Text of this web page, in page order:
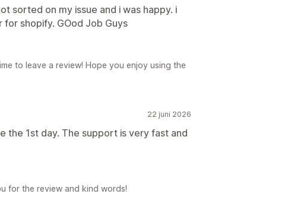
sorted on my issue and i was happy. i
shopify. GOod Job Guys
to leave a review! Hope you enjoy using the
22 juni 2026
the 1st day. The support is very fast and
for the review and kind words!